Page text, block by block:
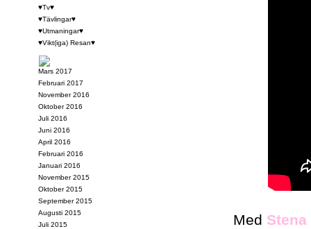
Med
♥Tv♥
♥Tävlingar♥
♥Utmaningar♥
♥Vikt(iga) Resan♥
Mars 2017
Februari 2017
November 2016
Oktober 2016
Juli 2016
Juni 2016
April 2016
Februari 2016
Januari 2016
November 2015
Oktober 2015
September 2015
Augusti 2015
Juli 2015